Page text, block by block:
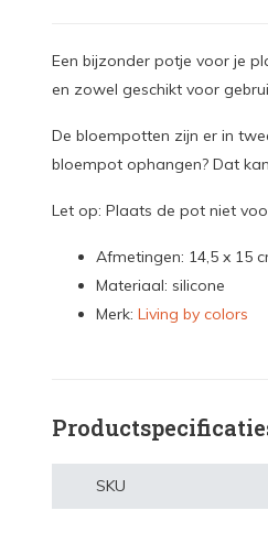
Een bijzonder potje voor je
en zowel geschikt voor
De bloempotten zijn er in
bloempot ophangen? Dat
Let op: Plaats de pot niet
Afmetingen: 14,5 x 15
Materiaal: silicone
Merk: Living by colors
SKU